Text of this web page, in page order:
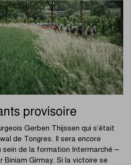
provisoire
Gerben Thijssen qui s’était
de Tongres. Il sera encore
de la formation Intermarché –
Biniam Girmay. Si la victoire se